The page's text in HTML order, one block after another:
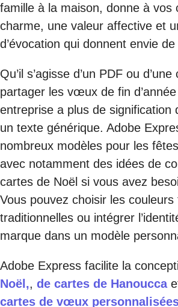
famille à la maison, donne à vos
charme, une valeur affective et
d’évocation qui donnent envie
Qu’il s’agisse d’un PDF ou
partager les vœux de fin
entreprise a plus de signification
un texte générique. Adobe
nombreux modèles pour les
avec notamment des idées de
cartes de Noël si vous avez
Vous pouvez choisir les couleurs
traditionnelles ou intégrer
marque dans un modèle
Adobe Express facilite la
Noël,, de cartes de Hanoucca
cartes de vœux